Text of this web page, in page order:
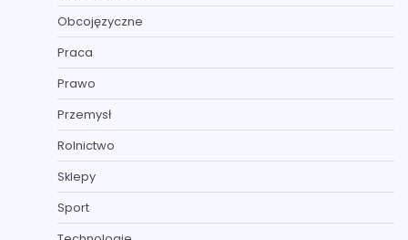
Obcojęzyczne
Praca
Prawo
Przemysł
Rolnictwo
Sklepy
Sport